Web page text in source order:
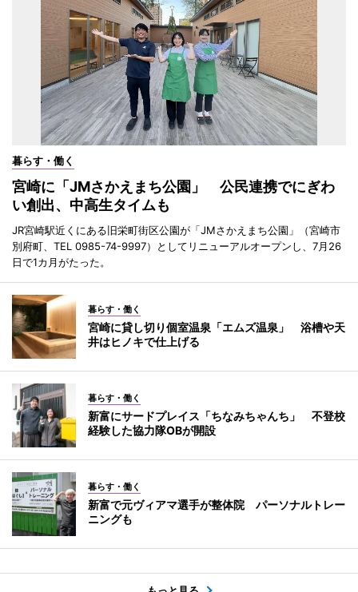
暮らす・働く
宮崎に「JMさかえまち公園」 公民連携でにぎわ
い創出、中高生タイムも
JR宮崎駅近くにある旧栄町街区公園が「JMさかえまち公園」（宮崎市
別府町、TEL 0985-74-9997）としてリニューアルオープンし、7月26
日で1カ月がたった。
暮らす・働く
宮崎に貸し切り個室温泉「エムズ温泉」 浴槽や天
井はヒノキで仕上げる
暮らす・働く
新富にサードプレイス「ちなみちゃんち」 不登校
経験した協力隊OBが開設
暮らす・働く
新富で元ヴィアマ選手が整体院 パーソナルトレー
ニングも